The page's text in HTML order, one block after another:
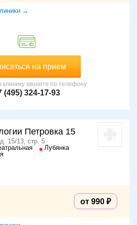
→
на прием
клинику звоните по телефону:
(495) 324-17-93
Петровка 15
15/13, стр. 5
Лубянка
от 990